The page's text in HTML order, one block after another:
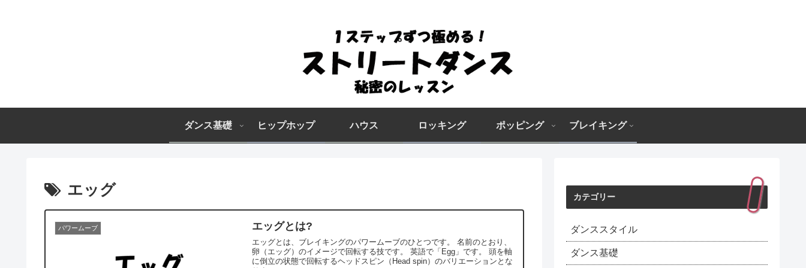
ダンス基礎 ヒップホップ ハウス ロッキング ポッピング ブレイキング
エッグ
パワームーブ エッグとは?
エッグとは、ブレイキングのパワームーブのひとつです。 名前のとおり、
卵（エッグ）のイメージで回転する技です。 英語で「Egg」です。 頭を軸
に倒立の状態で回転するヘッドスピン（Head spin）のバリエーションとな
カテゴリー
ダンススタイル
ダンス基礎